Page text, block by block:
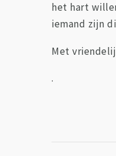
het hart
iemand zijn
Met
.